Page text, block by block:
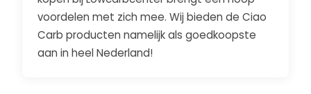
voordelen met zich mee. Wij bieden de Ciao
Carb producten namelijk als goedkoopste
aan in heel Nederland!